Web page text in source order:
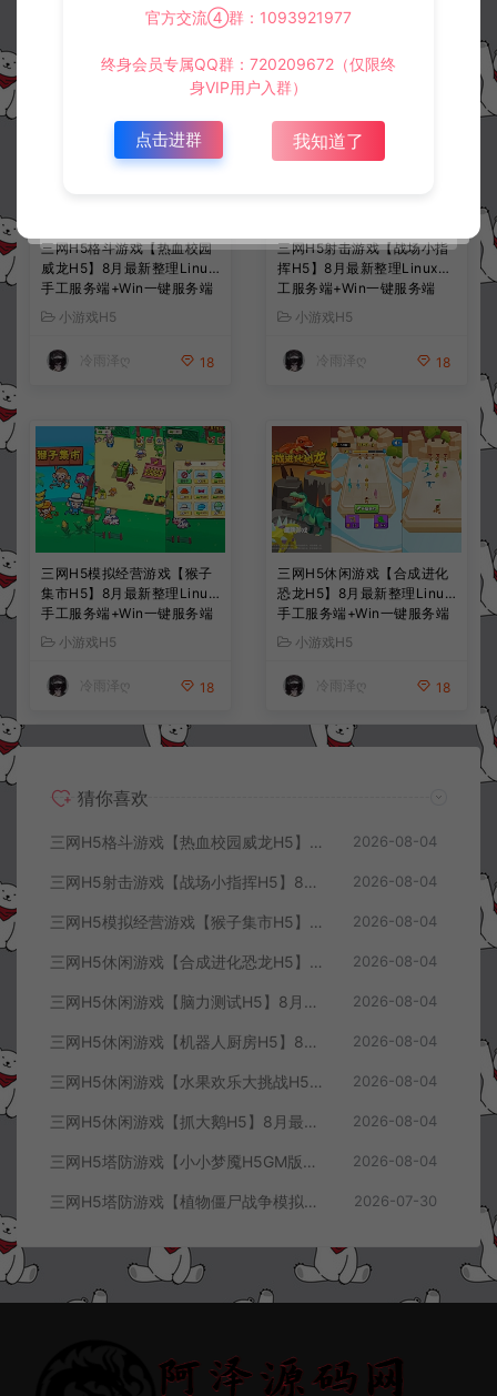
相关资源
三网H5格斗游戏【热血校园
威龙H5】8月最新整理Linux
手工服务端+Win一键服务端
+解压即玩+简易安卓客户端
+详细搭建教程
小游戏H5
冷雨泽ღ 18
三网H5射击游戏【战场小指
挥H5】8月最新整理Linux手
工服务端+Win一键服务端
+解压即玩+简易安卓客户端
+详细搭建教程
小游戏H5
冷雨泽ღ 18
三网H5模拟经营游戏【猴子
集市H5】8月最新整理Linux
手工服务端+Win一键服务端
+解压即玩+简易安卓客户端
+详细搭建教程
小游戏H5
冷雨泽ღ 18
三网H5休闲游戏【合成进化
恐龙H5】8月最新整理Linux
手工服务端+Win一键服务端
+解压即玩+简易安卓客户端
+详细搭建教程
小游戏H5
冷雨泽ღ 18
猜你喜欢
三网H5格斗游戏【热血校园威龙H5】8月最新整理Linux手工服务端+Win一键服务端+解压即玩+简易安卓客户端+详细搭建教程 2026-08-04
三网H5射击游戏【战场小指挥H5】8月最新整理Linux手工服务端+Win一键服务端+解压即玩+简易安卓客户端+详细搭建教程 2026-08-04
三网H5模拟经营游戏【猴子集市H5】8月最新整理Linux手工服务端+Win一键服务端+解压即玩+简易安卓客户端+详细搭建教程 2026-08-04
三网H5休闲游戏【合成进化恐龙H5】8月最新整理Linux手工服务端+Win一键服务端+解压即玩+简易安卓客户端+详细搭建教程 2026-08-04
三网H5休闲游戏【脑力测试H5】8月最新整理Linux手工服务端+Win一键服务端+解压即玩+简易安卓客户端+详细搭建教程 2026-08-04
三网H5休闲游戏【机器人厨房H5】8月最新整理Linux手工服务端+Win一键服务端+解压即玩+简易安卓客户端+详细搭建教程 2026-08-04
三网H5休闲游戏【水果欢乐大挑战H5】8月最新整理Linux手工服务端+Win一键服务端+解压即玩+简易安卓客户端+详细搭建教程 2026-08-04
三网H5休闲游戏【抓大鹅H5】8月最新整理Linux手工服务端+Win一键服务端+解压即玩+简易安卓客户端+详细搭建教程 2026-08-04
三网H5塔防游戏【小小梦魇H5GM版】7月最新整理Linux手工服务端+Win一键服务端+解压即玩+简易安卓客户端+详细搭建教程 2026-08-04
三网H5塔防游戏【植物僵尸战争模拟器H5】7月最新整理Linux手工服务端+Win一键服务端+解压即玩+简易安卓客户端+详细搭建教程 2026-07-30
官方交流④群：1093921977
终身会员专属QQ群：720209672（仅限终
身VIP用户入群）
点击进群 我知道了